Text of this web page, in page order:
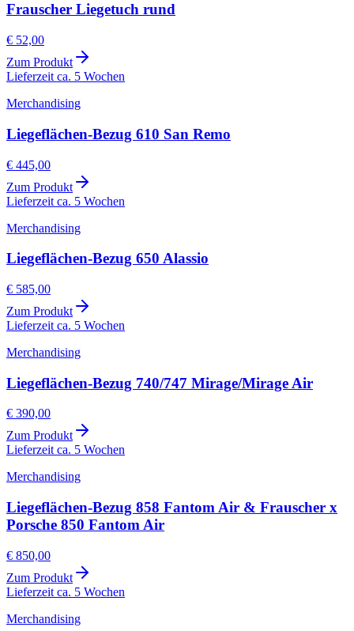
Frauscher Liegetuch rund
€ 52,00
Zum Produkt
Lieferzeit ca. 5 Wochen
Merchandising
Liegeflächen-Bezug 610 San Remo
€ 445,00
Zum Produkt
Lieferzeit ca. 5 Wochen
Merchandising
Liegeflächen-Bezug 650 Alassio
€ 585,00
Zum Produkt
Lieferzeit ca. 5 Wochen
Merchandising
Liegeflächen-Bezug 740/747 Mirage/Mirage Air
€ 390,00
Zum Produkt
Lieferzeit ca. 5 Wochen
Merchandising
Liegeflächen-Bezug 858 Fantom Air & Frauscher x
Porsche 850 Fantom Air
€ 850,00
Zum Produkt
Lieferzeit ca. 5 Wochen
Merchandising